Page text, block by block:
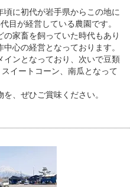
頃に初代が岩手県からこの地に
目が経営している農園です。
の家畜を飼っていた時代もあり
心の経営となっております。
インとなっており、次いで豆類
イートコーン、南瓜となって
、ぜひご賞味ください。